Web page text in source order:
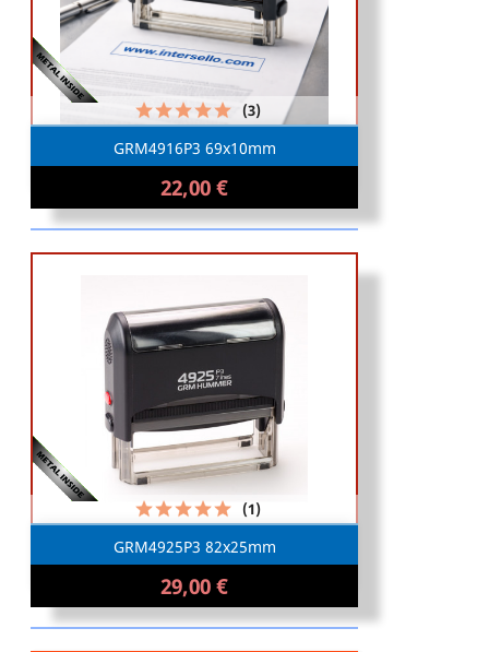
GRM4916P3 69x10mm
22,00 €
(3)
GRM4925P3 82x25mm
29,00 €
(1)